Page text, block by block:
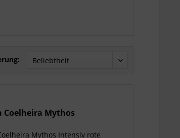
Coelheira Mythos
Mythos Intensiv rote